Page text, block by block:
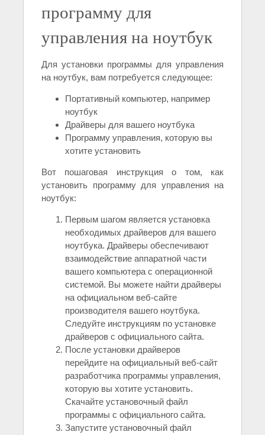
программу для
управления на ноутбук
Для установки программы для управления
на ноутбук, вам потребуется следующее:
Портативный компьютер, например
ноутбук
Драйверы для вашего ноутбука
Программу управления, которую вы
хотите установить
Вот пошаговая инструкция о том, как
установить программу для управления на
ноутбук:
Первым шагом является установка
необходимых драйверов для вашего
ноутбука. Драйверы обеспечивают
взаимодействие аппаратной части
вашего компьютера с операционной
системой. Вы можете найти драйверы
на официальном веб-сайте
производителя вашего ноутбука.
Следуйте инструкциям по установке
драйверов с официального сайта.
После установки драйверов
перейдите на официальный веб-сайт
разработчика программы управления,
которую вы хотите установить.
Скачайте установочный файл
программы с официального сайта.
Запустите установочный файл